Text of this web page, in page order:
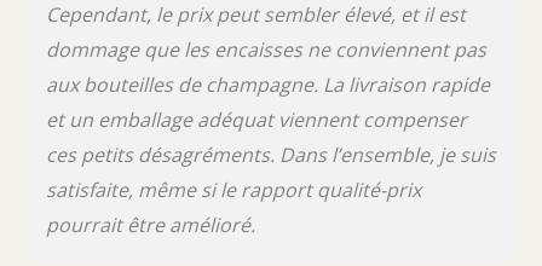
Cependant, le prix peut sembler élevé, et il est
dommage que les encaisses ne conviennent pas
aux bouteilles de champagne. La livraison rapide
et un emballage adéquat viennent compenser
ces petits désagréments. Dans l’ensemble, je suis
satisfaite, même si le rapport qualité-prix
pourrait être amélioré.